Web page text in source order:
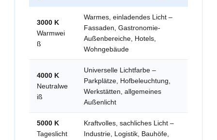
3000 K
Warmwei
ß
Warmes, einladendes Licht –
Fassaden, Gastronomie-
Außenbereiche, Hotels,
Wohngebäude
4000 K
Neutralwe
iß
Universelle Lichtfarbe –
Parkplätze, Hofbeleuchtung,
Werkstätten, allgemeines
Außenlicht
5000 K
Tageslicht
Kraftvolles, sachliches Licht –
Industrie, Logistik, Bauhöfe,